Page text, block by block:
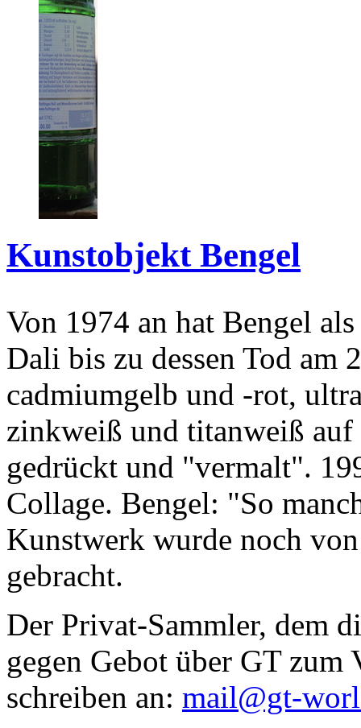
Kunstobjekt Bengel
Von 1974 an hat Bengel
Dali bis zu dessen Tod am
cadmiumgelb und -rot,
zinkweiß und titanweiß
gedrückt und "vermalt".
Collage. Bengel: "So
Kunstwerk wurde noch
gebracht.
Der Privat-Sammler, dem
gegen Gebot über GT zum
schreiben an: mail@gt-